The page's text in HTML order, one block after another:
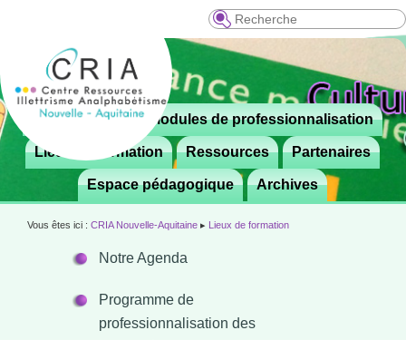
Recherche
Menu
principal
Aller
contenu
principal
 Le CRIA Modules de professionnalisation
Lieux de formation Ressources Partenaires
Espace pédagogique Archives
Vous êtes ici : CRIA Nouvelle-Aquitaine ▸ Lieux de formation
Notre Agenda
Programme de
professionnalisation des